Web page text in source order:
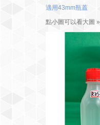
適用43mm瓶蓋
點小圖可以看大圖 »